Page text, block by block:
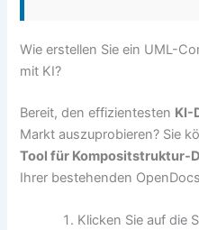
Wie erstellen Sie ein UML-
mit KI?
Bereit, den effizientesten KI-
Markt auszuprobieren? Sie
Tool für Kompositstruktur-
Ihrer bestehenden
Klicken Sie auf die